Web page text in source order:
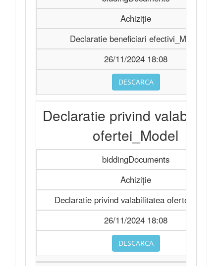
Achiziție
Declaratie beneficiari efectivi_Model
26/11/2024 18:08
DESCARCA
Declaratie privind
ofertei_Model
biddingDocuments
Achiziție
Declaratie privind valabilitatea ofertei_Model
26/11/2024 18:08
DESCARCA